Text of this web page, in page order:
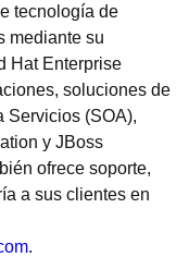
tecnología de
mediante su
Hat Enterprise
soluciones de
Servicios (SOA),
y JBoss
ofrece soporte,
a sus clientes en
.